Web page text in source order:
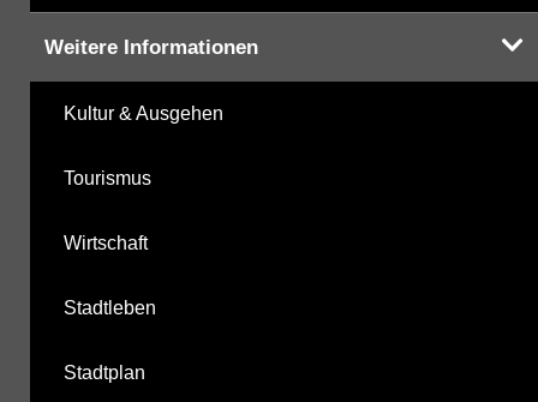
Weitere Informationen
Kultur & Ausgehen
Tourismus
Wirtschaft
Stadtleben
Stadtplan